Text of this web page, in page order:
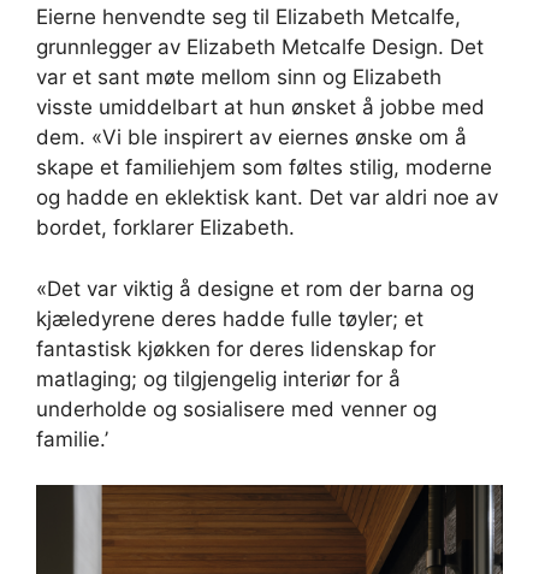
Eierne henvendte seg til Elizabeth Metcalfe,
grunnlegger av Elizabeth Metcalfe Design. Det
var et sant møte mellom sinn og Elizabeth
visste umiddelbart at hun ønsket å jobbe med
dem. «Vi ble inspirert av eiernes ønske om å
skape et familiehjem som føltes stilig, moderne
og hadde en eklektisk kant. Det var aldri noe av
bordet, forklarer Elizabeth.
«Det var viktig å designe et rom der barna og
kjæledyrene deres hadde fulle tøyler; et
fantastisk kjøkken for deres lidenskap for
matlaging; og tilgjengelig interiør for å
underholde og sosialisere med venner og
familie.’